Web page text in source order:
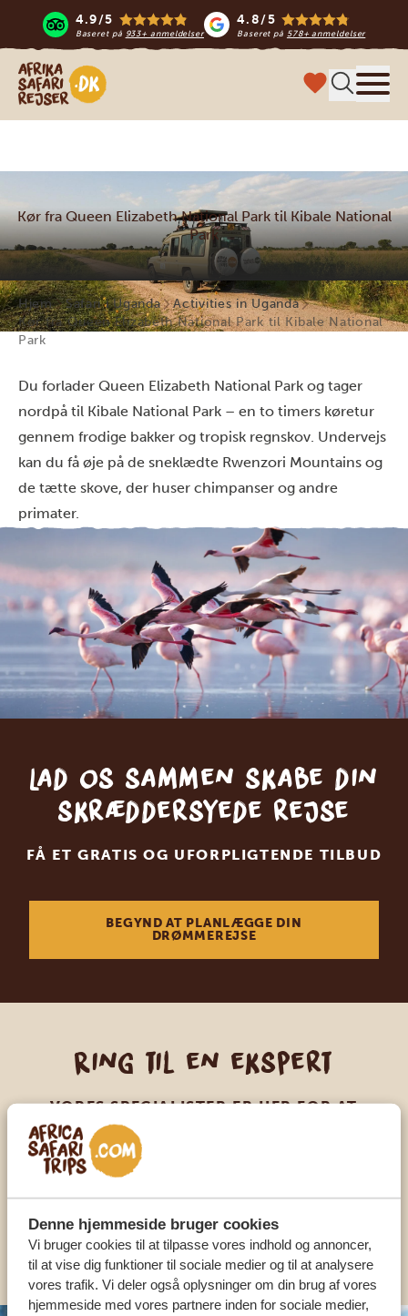
Denne hjemmeside bruger cookies
Vi bruger cookies til at tilpasse vores indhold og annoncer,
til at vise dig funktioner til sociale medier og til at analysere
vores trafik. Vi deler også oplysninger om din brug af vores
hjemmeside med vores partnere inden for sociale medier,
4.9/5
Baseret på 933+ anmeldelser
4.8/5
Baseret på 578+ anmeldelser
Safari-rejser i Afrika
Kør fra Queen Elizabeth National Park til Kibale National
Park
Hjem Safari i Uganda
Activities in Uganda
Kør fra Queen Elizabeth National Park til Kibale National
Park
Du forlader Queen Elizabeth National Park og tager
nordpå til Kibale National Park – en to timers køretur
gennem frodige bakker og tropisk regnskov. Undervejs
kan du få øje på de sneklædte Rwenzori Mountains og
de tætte skove, der huser chimpanser og andre
primater.
Lad os sammen skabe din
skræddersyede rejse
FÅ ET GRATIS OG UFORPLIGTENDE TILBUD
BEGYND AT PLANLÆGGE DIN
DRØMMEREJSE
Ring til en ekspert
VORES SPECIALISTER ER HER FOR AT
DA:+45 89 88 83 62
KONTAKT OS